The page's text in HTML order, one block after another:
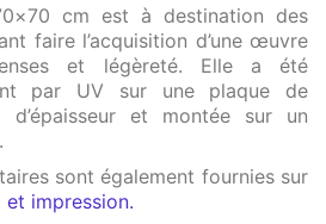
cm est à destination des
faire l’acquisition d’une œuvre
et légèreté. Elle a été
par UV sur une plaque de
et montée sur un
sont également fournies sur
et impression.